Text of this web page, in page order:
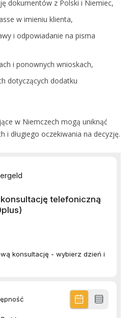
dokumentów z Polski i Niemiec,
w imieniu klienta,
i odpowiadanie na pisma
i ponownych wnioskach,
dotyczących dodatku
w Niemczech mogą uniknąć
i długiego oczekiwania na decyzję.